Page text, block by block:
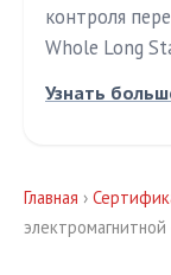
контроля
Whole Long
Узнать
Главная ›